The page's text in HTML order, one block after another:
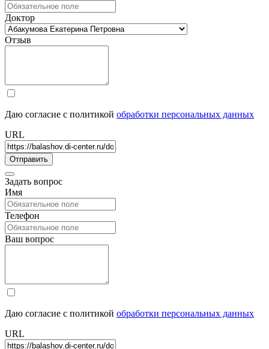
Доктор
Отзыв
Даю согласие с политикой обработки персональных данных
URL
Задать вопрос
Имя
Телефон
Ваш вопрос
Даю согласие с политикой обработки персональных данных
URL